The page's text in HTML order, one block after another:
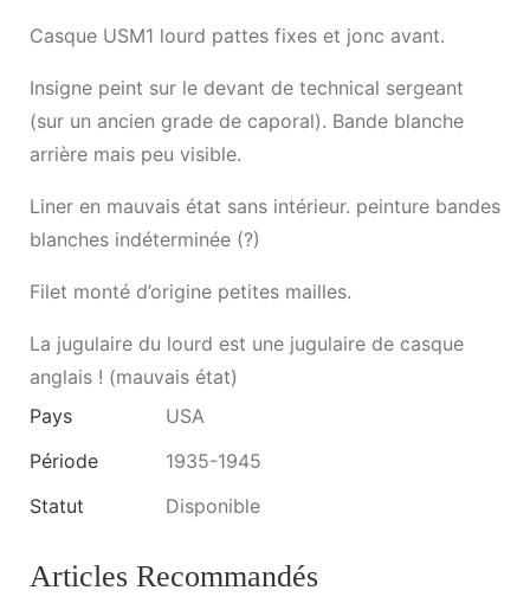
Casque USM1 lourd pattes fixes et jonc avant.
Insigne peint sur le devant de technical sergeant
(sur un ancien grade de caporal). Bande blanche
arrière mais peu visible.
Liner en mauvais état sans intérieur. peinture bandes
blanches indéterminée (?)
Filet monté d’origine petites mailles.
La jugulaire du lourd est une jugulaire de casque
anglais ! (mauvais état)
Pays
USA
Période
1935-1945
Statut
Disponible
Articles Recommandés